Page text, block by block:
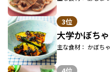
3位
大学かぼちゃ
主な食材： かぼちゃ